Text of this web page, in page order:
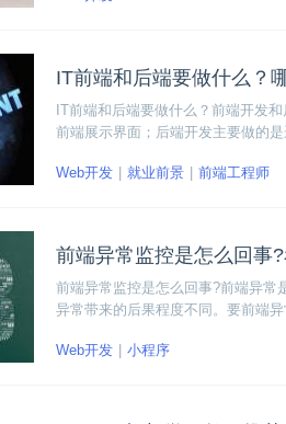
IT前端和后端要做什么？
IT前端和后端要做什么？前端开发
前端展示界面；后端开发主要做的
Web开发
就业前景 前端工程师
前端异常监控是怎么回事
前端异常监控是怎么回事?前端异常
异常带来的后果程度不同。要前端
了。
Web开发 小程序